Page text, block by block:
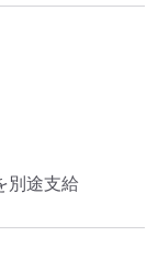
別途支給